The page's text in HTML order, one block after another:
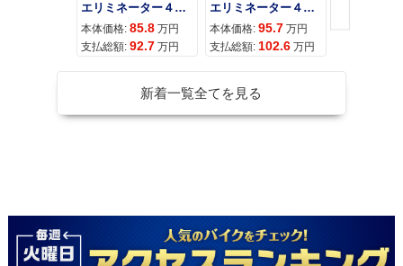
エリミネーター４００
本体価格: 85.8 万円
支払総額: 92.7 万円
エリミネーター４００ＳＥ
本体価格: 95.7 万円
支払総額: 102.6 万円
本体価格:
新着一覧全てを見る